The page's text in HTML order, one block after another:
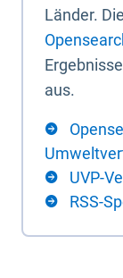
Länder.
aus.
UVP-
RSS-